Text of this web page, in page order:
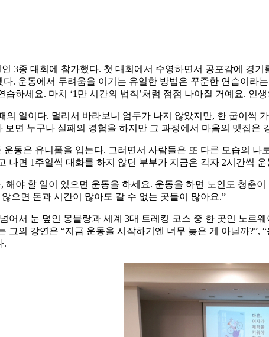
3종 대회에 참가했다. 첫 대회에서 수영하면서 공포감에 경
다. 운동에서 두려움을 이기는 유일한 방법은 꾸준한 연습이
습하세요. 마치 ‘1만 시간의 법칙’처럼 점점 나아질 거예요. 인
의 일이다. 멀리서 바라보니 엄두가 나지 않았지만, 한 굽이씩
보면 누구나 실패의 경험을 하지만 그 과정에서 마음의 맷집
운동은 유니폼을 입는다. 그러면서 사람들은 또 다른 모습의
나면 1주일씩 대화를 하지 않던 부부가 지금은 각자 2시간씩
해야 할 일이 있으면 운동을 하세요. 운동을 하면 노인도 청춘
으면 돈과 시간이 많아도 갈 수 없는 곳들이 많아요.”
어서 눈 덮인 몽블랑과 세계 3대 트레킹 코스 중 한 곳인 노
그의 강연은 “지금 운동을 시작하기엔 너무 늦은 게 아닐까
.